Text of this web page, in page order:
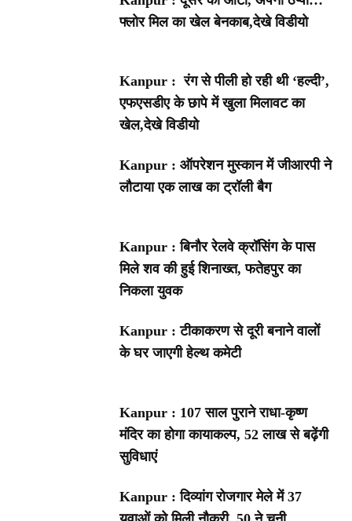
फ्लोर मिल का खेल बेनकाब,देखे विडीयो
Kanpur : रंग से पीली हो रही थी ‘हल्दी’,
एफएसडीए के छापे में खुला मिलावट का
खेल,देखे विडीयो
Kanpur : ऑपरेशन मुस्कान में जीआरपी ने
लौटाया एक लाख का ट्रॉली बैग
Kanpur : बिनौर रेलवे क्रॉसिंग के पास
मिले शव की हुई शिनाख्त, फतेहपुर का
निकला युवक
Kanpur : टीकाकरण से दूरी बनाने वालों
के घर जाएगी हेल्थ कमेटी
Kanpur : 107 साल पुराने राधा-कृष्ण
मंदिर का होगा कायाकल्प, 52 लाख से बढ़ेंगी
सुविधाएं
Kanpur : दिव्यांग रोजगार मेले में 37